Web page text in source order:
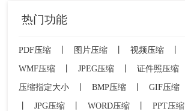
热门功能
PDF压缩 图片压缩 视频压缩
WMF压缩
JPEG压缩 证件照压缩
压缩指定大小
BMP压缩 GIF压缩
JPG压缩 WORD压缩 PPT压缩